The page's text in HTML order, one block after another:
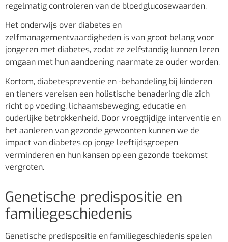
regelmatig controleren van de bloedglucosewaarden.
Het onderwijs over diabetes en
zelfmanagementvaardigheden is van groot belang voor
jongeren met diabetes, zodat ze zelfstandig kunnen leren
omgaan met hun aandoening naarmate ze ouder worden.
Kortom, diabetespreventie en -behandeling bij kinderen
en tieners vereisen een holistische benadering die zich
richt op voeding, lichaamsbeweging, educatie en
ouderlijke betrokkenheid. Door vroegtijdige interventie en
het aanleren van gezonde gewoonten kunnen we de
impact van diabetes op jonge leeftijdsgroepen
verminderen en hun kansen op een gezonde toekomst
vergroten.
Genetische predispositie en
familiegeschiedenis
Genetische predispositie en familiegeschiedenis spelen